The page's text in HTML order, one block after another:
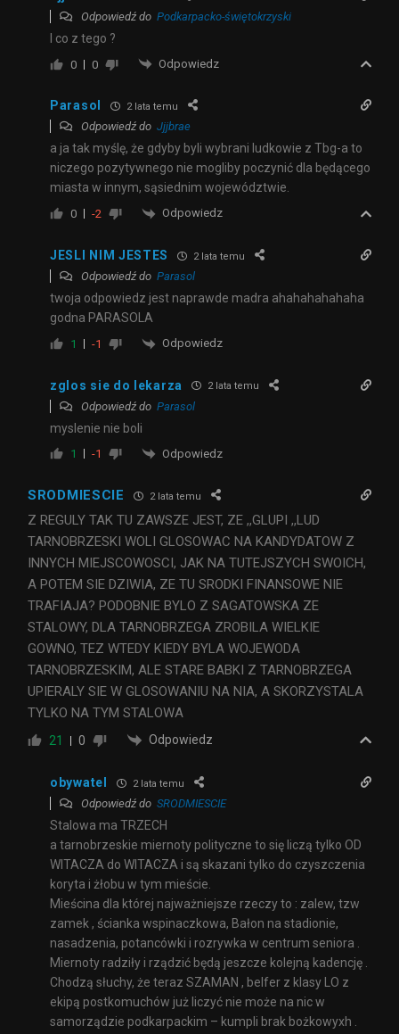
Odpowiedź do Podkarpacko-świętokrzyski
I co z tego ?
0 0 Odpowiedz
Parasol 2 lata temu
Odpowiedź do Jjjbrae
a ja tak myślę, że gdyby byli wybrani ludkowie z Tbg-a to
niczego pozytywnego nie mogliby poczynić dla będącego
miasta w innym, sąsiednim województwie.
0 -2 Odpowiedz
JESLI NIM JESTES 2 lata temu
Odpowiedź do Parasol
twoja odpowiedz jest naprawde madra ahahahahahaha
godna PARASOLA
1 -1 Odpowiedz
zglos sie do lekarza 2 lata temu
Odpowiedź do Parasol
myslenie nie boli
1 -1 Odpowiedz
SRODMIESCIE 2 lata temu
Z REGULY TAK TU ZAWSZE JEST, ZE ,,GLUPI ,,LUD
TARNOBRZESKI WOLI GLOSOWAC NA KANDYDATOW Z
INNYCH MIEJSCOWOSCI, JAK NA TUTEJSZYCH SWOICH,
A POTEM SIE DZIWIA, ZE TU SRODKI FINANSOWE NIE
TRAFIAJA? PODOBNIE BYLO Z SAGATOWSKA ZE
STALOWY, DLA TARNOBRZEGA ZROBILA WIELKIE
GOWNO, TEZ WTEDY KIEDY BYLA WOJEWODA
TARNOBRZESKIM, ALE STARE BABKI Z TARNOBRZEGA
UPIERALY SIE W GLOSOWANIU NA NIA, A SKORZYSTALA
TYLKO NA TYM STALOWA
21 0 Odpowiedz
obywatel 2 lata temu
Odpowiedź do SRODMIESCIE
Stalowa ma TRZECH
a tarnobrzeskie miernoty polityczne to się liczą tylko OD
WITACZA do WITACZA i są skazani tylko do czyszczenia
koryta i żłobu w tym mieście.
Mieścina dla której najważniejsze rzeczy to : zalew, tzw
zamek , ścianka wspinaczkowa, Bałon na stadionie,
nasadzenia, potancówki i rozrywka w centrum seniora .
Miernoty radziły i rządzić będą jeszcze kolejną kadencję .
Chodzą słuchy, że teraz SZAMAN , belfer z klasy LO z
ekipą postkomuchów już liczyć nie może na nic w
samorządzie podkarpackim – kumpli brak bożkowyxh .